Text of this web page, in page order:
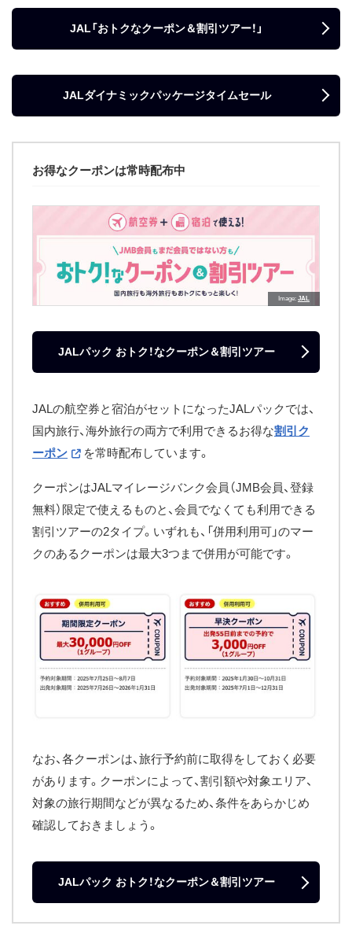
JAL「おトクなクーポン＆割引ツアー！」
JALダイナミックパッケージタイムセール
お得なクーポンは常時配布中
Image JAL
JALパック おトク！なクーポン＆割引ツアー
JALの航空券と宿泊がセットになったJALパックでは、
国内旅行、海外旅行の両方で利用できるお得な割引ク
ーポン
を常時配布しています。
クーポンはJALマイレージバンク会員（JMB会員、登録
無料）限定で使えるものと、会員でなくても利用できる
割引ツアーの2タイプ。いずれも、「併用利用可」のマー
クのあるクーポンは最大3つまで併用が可能です。
なお、各クーポンは、旅行予約前に取得をしておく必要
があります。クーポンによって、割引額や対象エリア、
対象の旅行期間などが異なるため、条件をあらかじめ
確認しておきましょう。
JALパック おトク！なクーポン＆割引ツアー